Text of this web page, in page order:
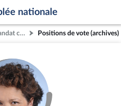
nationale
Mme Françoise Guégot - Mandat clos - Seine-Maritime (2e circonscription) Positions de vote (archives)